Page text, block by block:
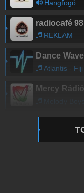
Hangfogó
radiocafé
REKLAM
Dance
Atlantis -
Mercy Rádió